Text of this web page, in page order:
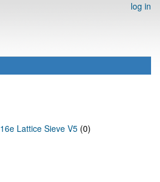
log in
16e Lattice Sieve V5 (0)